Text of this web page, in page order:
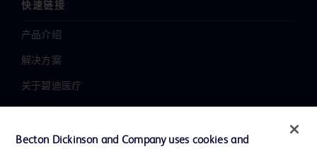
快速链接
产品介绍
解决方案
关于碧迪医疗
职业发展
Becton Dickinson and Company uses cookies and